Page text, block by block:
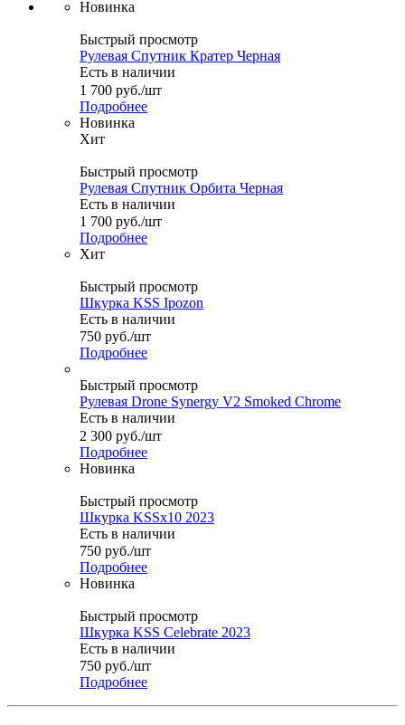
Новинка
Быстрый просмотр
Рулевая Спутник Кратер Черная
Есть в наличии
1 700 руб./шт
Подробнее
Новинка
Хит
Быстрый просмотр
Рулевая Спутник Орбита Черная
Есть в наличии
1 700 руб./шт
Подробнее
Хит
Быстрый просмотр
Шкурка KSS Ipozon
Есть в наличии
750 руб./шт
Подробнее
Быстрый просмотр
Рулевая Drone Synergy V2 Smoked Chrome
Есть в наличии
2 300 руб./шт
Подробнее
Новинка
Быстрый просмотр
Шкурка KSSx10 2023
Есть в наличии
750 руб./шт
Подробнее
Новинка
Быстрый просмотр
Шкурка KSS Celebrate 2023
Есть в наличии
750 руб./шт
Подробнее